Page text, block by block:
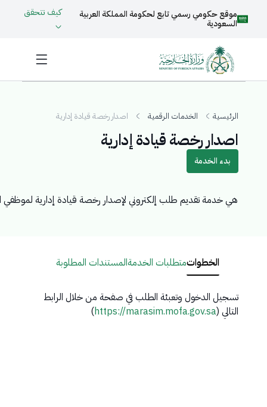
موقع حكومي رسمي تابع لحكومة المملكة العربية
السعودية
كيف تتحقق
الرئيسية الخدمات الرقمية اصدار رخصة قيادة إدارية
اصدار رخصة قيادة إدارية
بدء الخدمة
​هي خدمة تقديم طلب إلكتروني لإصدار رخصة قيادة إدارية لموظفي
الخطواتمتطلبات الخدمةالمستندات المطلوبة
​تسجيل الدخول وتعبئة الطلب في صفحة من خلال الرابط
التالي (https://marasim.mofa.gov.sa
)​​​